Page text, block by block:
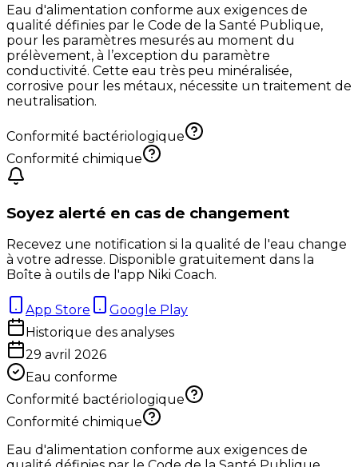
Eau d'alimentation conforme aux exigences de
qualité définies par le Code de la Santé Publique,
pour les paramètres mesurés au moment du
prélèvement, à l’exception du paramètre
conductivité. Cette eau très peu minéralisée,
corrosive pour les métaux, nécessite un traitement de
neutralisation.
Conformité bactériologique
Conformité chimique
Soyez alerté en cas de changement
Recevez une notification si la qualité de l'eau change
à votre adresse. Disponible gratuitement dans la
Boîte à outils de l'app Niki Coach.
App Store
Google Play
Historique des analyses
29 avril 2026
Eau conforme
Conformité bactériologique
Conformité chimique
Eau d'alimentation conforme aux exigences de